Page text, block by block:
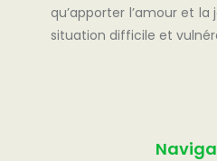
qu’apporter l’amour et
situation difficile et